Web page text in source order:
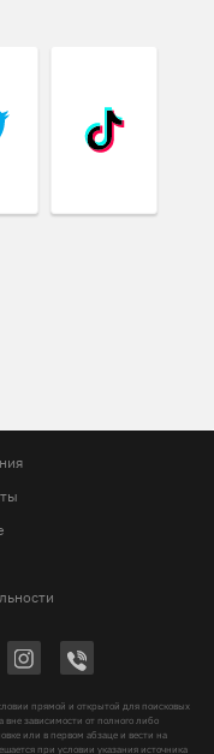
прямой и открытой для поисковых
вне зависимости от полного либо
или в первом абзаце и вести на
при условии указания источника